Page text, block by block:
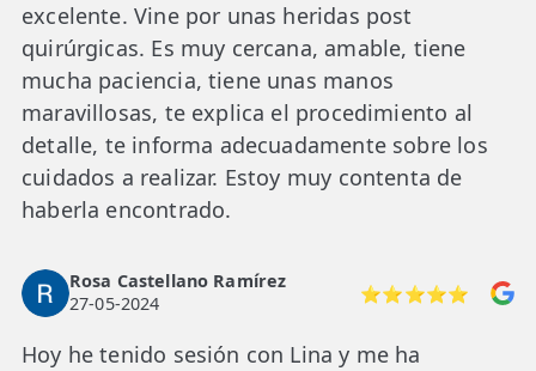
excelente. Vine por unas heridas post
quirúrgicas. Es muy cercana, amable, tiene
mucha paciencia, tiene unas manos
maravillosas, te explica el procedimiento al
detalle, te informa adecuadamente sobre los
cuidados a realizar. Estoy muy contenta de
haberla encontrado.
Rosa Castellano Ramírez
27-05-2024
⭐⭐⭐⭐⭐
Hoy he tenido sesión con Lina y me ha